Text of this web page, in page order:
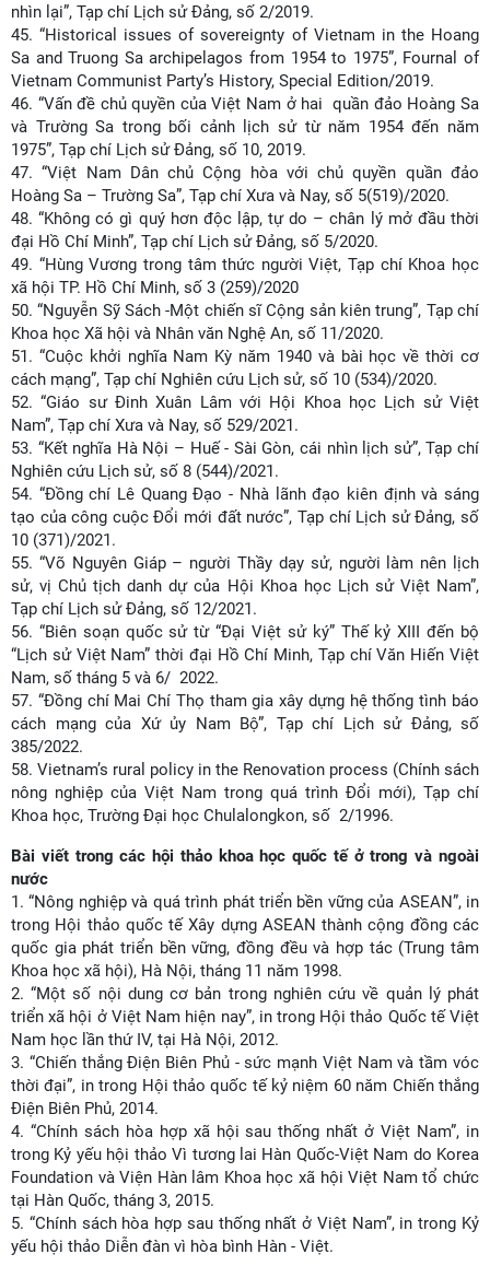
nhìn lại”, Tạp chí Lịch sử Đảng, số 2/2019.
45. “Historical issues of sovereignty of Vietnam in the Hoang
Sa and Truong Sa archipelagos from 1954 to 1975”, Fournal of
Vietnam Communist Party’s History, Special Edition/2019.
46. “Vấn đề chủ quyền của Việt Nam ở hai quần đảo Hoàng Sa
và Trường Sa trong bối cảnh lịch sử từ năm 1954 đến năm
1975”, Tạp chí Lịch sử Đảng, số 10, 2019.
47. “Việt Nam Dân chủ Cộng hòa với chủ quyền quần đảo
Hoàng Sa – Trường Sa”, Tạp chí Xưa và Nay, số 5(519)/2020.
48. “Không có gì quý hơn độc lập, tự do – chân lý mở đầu thời
đại Hồ Chí Minh”, Tạp chí Lịch sử Đảng, số 5/2020.
49. “Hùng Vương trong tâm thức người Việt, Tạp chí Khoa học
xã hội TP. Hồ Chí Minh, số 3 (259)/2020
50. “Nguyễn Sỹ Sách -Một chiến sĩ Cộng sản kiên trung”, Tạp chí
Khoa học Xã hội và Nhân văn Nghệ An, số 11/2020.
51. “Cuộc khởi nghĩa Nam Kỳ năm 1940 và bài học về thời cơ
cách mạng”, Tạp chí Nghiên cứu Lịch sử, số 10 (534)/2020.
52. “Giáo sư Đinh Xuân Lâm với Hội Khoa học Lịch sử Việt
Nam”, Tạp chí Xưa và Nay, số 529/2021.
53. “Kết nghĩa Hà Nội – Huế - Sài Gòn, cái nhìn lịch sử”, Tạp chí
Nghiên cứu Lịch sử, số 8 (544)/2021.
54. “Đồng chí Lê Quang Đạo - Nhà lãnh đạo kiên định và sáng
tạo của công cuộc Đổi mới đất nước”, Tạp chí Lịch sử Đảng, số
10 (371)/2021.
55. “Võ Nguyên Giáp – người Thầy dạy sử, người làm nên lịch
sử, vị Chủ tịch danh dự của Hội Khoa học Lịch sử Việt Nam”,
Tạp chí Lịch sử Đảng, số 12/2021.
56. “Biên soạn quốc sử từ “Đại Việt sử ký” Thế kỷ XIII đến bộ
“Lịch sử Việt Nam” thời đại Hồ Chí Minh, Tạp chí Văn Hiến Việt
Nam, số tháng 5 và 6/ 2022.
57. “Đồng chí Mai Chí Thọ tham gia xây dựng hệ thống tình báo
cách mạng của Xứ ủy Nam Bộ”, Tạp chí Lịch sử Đảng, số
385/2022.
58. Vietnam’s rural policy in the Renovation process (Chính sách
nông nghiệp của Việt Nam trong quá trình Đổi mới), Tạp chí
Khoa học, Trường Đại học Chulalongkon, số 2/1996.
Bài viết trong các hội thảo khoa học quốc tế ở trong và ngoài
nước
1. “Nông nghiệp và quá trình phát triển bền vững của ASEAN”, in
trong Hội thảo quốc tế Xây dựng ASEAN thành cộng đồng các
quốc gia phát triển bền vững, đồng đều và hợp tác (Trung tâm
Khoa học xã hội), Hà Nội, tháng 11 năm 1998.
2. “Một số nội dung cơ bản trong nghiên cứu về quản lý phát
triển xã hội ở Việt Nam hiện nay”, in trong Hội thảo Quốc tế Việt
Nam học lần thứ IV, tại Hà Nội, 2012.
3. “Chiến thắng Điện Biên Phủ - sức mạnh Việt Nam và tầm vóc
thời đại”, in trong Hội thảo quốc tế kỷ niệm 60 năm Chiến thắng
Điện Biên Phủ, 2014.
4. “Chính sách hòa hợp xã hội sau thống nhất ở Việt Nam”, in
trong Kỷ yếu hội thảo Vì tương lai Hàn Quốc-Việt Nam do Korea
Foundation và Viện Hàn lâm Khoa học xã hội Việt Nam tổ chức
tại Hàn Quốc, tháng 3, 2015.
5. “Chính sách hòa hợp sau thống nhất ở Việt Nam”, in trong Kỷ
yếu hội thảo Diễn đàn vì hòa bình Hàn - Việt.